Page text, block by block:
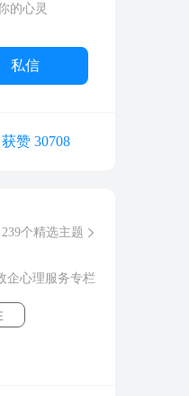
的心灵
私信
获赞 30708
239个精选主题
企心理服务专栏